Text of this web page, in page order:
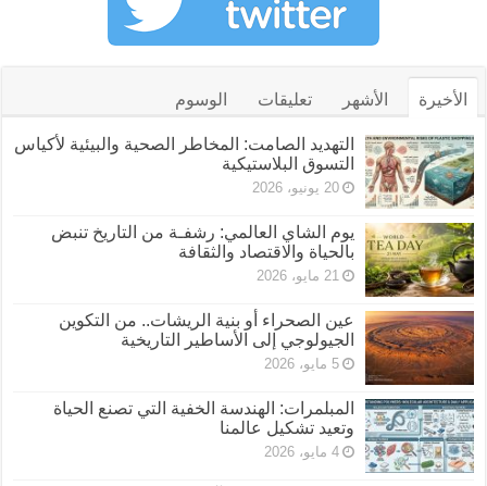
الأخيرة الأشهر تعليقات الوسوم
التهديد الصامت: المخاطر الصحية والبيئية لأكياس
التسوق البلاستيكية
20 يونيو، 2026
يوم الشاي العالمي: رشفـة من التاريخ تنبض
بالحياة والاقتصاد والثقافة
21 مايو، 2026
عين الصحراء أو بنية الريشات.. من التكوين
الجيولوجي إلى الأساطير التاريخية
5 مايو، 2026
المبلمرات: الهندسة الخفية التي تصنع الحياة
وتعيد تشكيل عالمنا
4 مايو، 2026